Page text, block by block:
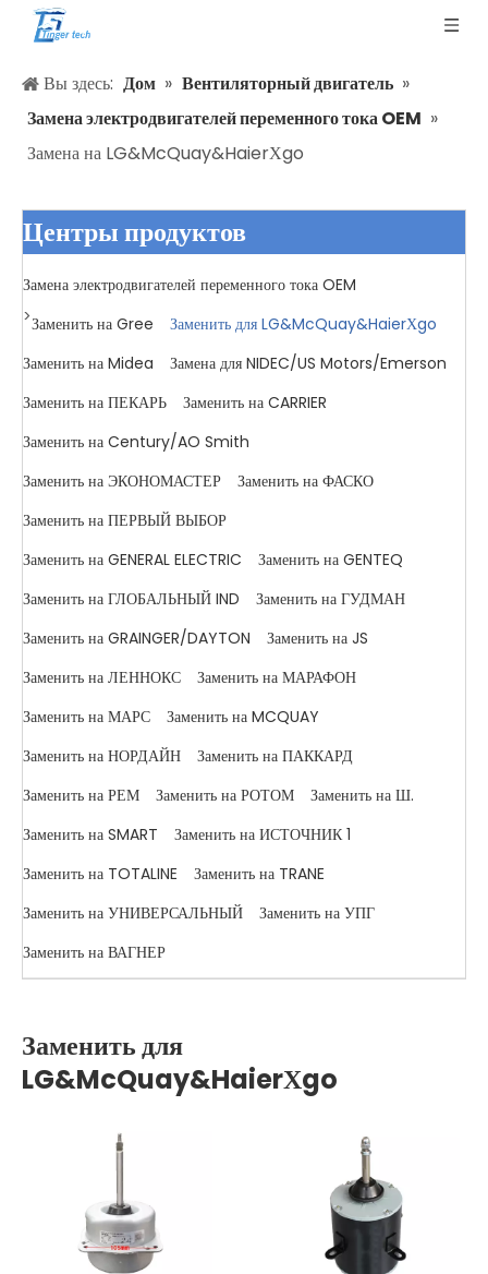
Вы здесь: Дом » Вентиляторный двигатель »
Замена электродвигателей переменного тока OEM »
Замена на LG&McQuay&HaierΧgo
Центры продуктов
Замена электродвигателей переменного тока OEM
>Заменить на Gree
Заменить для LG&McQuay&HaierΧgo
Заменить на Midea
Замена для NIDEC/US Motors/Emerson
Заменить на ПЕКАРЬ
Заменить на CARRIER
Заменить на Century/AO Smith
Заменить на ЭКОНОМАСТЕР
Заменить на ФАСКО
Заменить на ПЕРВЫЙ ВЫБОР
Заменить на GENERAL ELECTRIC
Заменить на GENTEQ
Заменить на ГЛОБАЛЬНЫЙ IND
Заменить на ГУДМАН
Заменить на GRAINGER/DAYTON
Заменить на JS
Заменить на ЛЕННОКС
Заменить на МАРАФОН
Заменить на МАРС
Заменить на MCQUAY
Заменить на НОРДАЙН
Заменить на ПАККАРД
Заменить на РЕМ
Заменить на РОТОМ
Заменить на Ш.
Заменить на SMART
Заменить на ИСТОЧНИК 1
Заменить на TOTALINE
Заменить на TRANE
Заменить на УНИВЕРСАЛЬНЫЙ
Заменить на УПГ
Заменить на ВАГНЕР
Заменить для
LG&McQuay&HaierΧgo